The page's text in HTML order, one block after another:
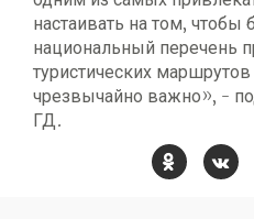
настаивать на том, чтобы
национальный перечень
туристических
чрезвычайно важно», -
ГД.